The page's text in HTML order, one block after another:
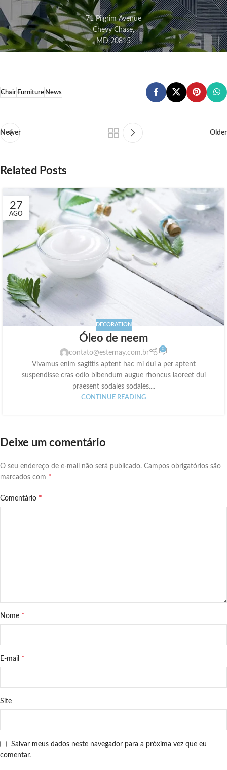
71 Pilgrim Avenue
Chevy Chase,
MD 20815
ChairFurnitureNews
Newer Older
Related Posts
27
AGO
DECORATION
Óleo de neem
contato@esternay.com.br
0
Vivamus enim sagittis aptent hac mi dui a per aptent
suspendisse cras odio bibendum augue rhoncus laoreet dui
praesent sodales sodales....
CONTINUE READING
Deixe um comentário
O seu endereço de e-mail não será publicado. Campos obrigatórios são
marcados com *
Comentário *
Nome *
E-mail *
Site
Salvar meus dados neste navegador para a próxima vez que eu
comentar.